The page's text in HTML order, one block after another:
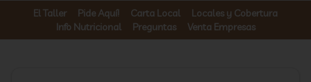
El Taller Pide Aquí! Carta Local
Locales y Cobertura
Info Nutricional
Preguntas Venta Empresas